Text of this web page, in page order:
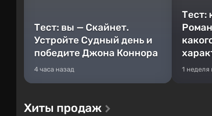
Тест: вы — Скайнет.
Устройте Судный день и
победите Джона Коннора
4 часа назад
Тест:
1 неделя
Хиты продаж